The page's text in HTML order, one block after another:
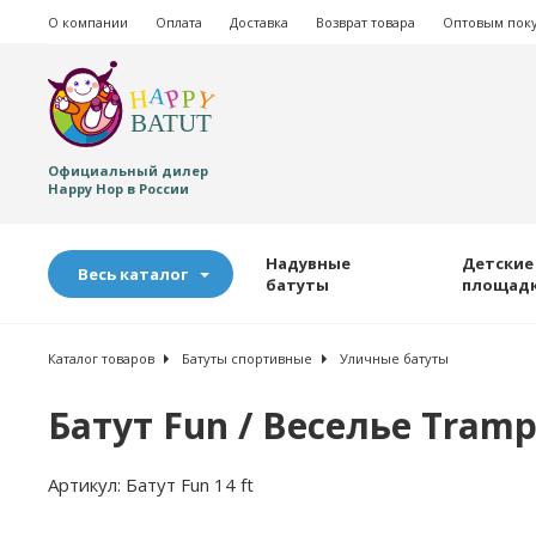
О компании Оплата Доставка Возврат товара Оптовым
Официальный дилер
Happy Hop в России
Весь каталог
Надувные
батуты
Каталог товаров Батуты спортивные Уличные батуты
Батут Fun / Веселье
Артикул: Батут Fun 14 ft